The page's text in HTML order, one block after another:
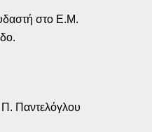
στο Ε.Μ.
Παντελόγλου